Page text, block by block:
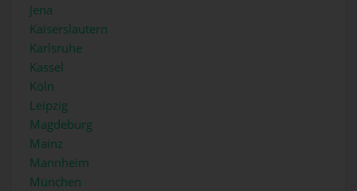
Jena
Kaiserslautern
Karlsruhe
Kassel
Köln
Leipzig
Magdeburg
Mainz
Mannheim
München